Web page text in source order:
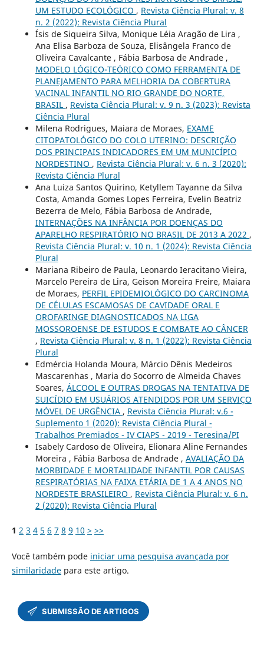
UM ESTUDO ECOLÓGICO , Revista Ciência Plural: v. 8
n. 2 (2022): Revista Ciência Plural
Ísis de Siqueira Silva, Monique Léia Aragão de Lira ,
Ana Elisa Barboza de Souza, Elisângela Franco de
Oliveira Cavalcante , Fábia Barbosa de Andrade ,
MODELO LÓGICO-TEÓRICO COMO FERRAMENTA DE
PLANEJAMENTO PARA MELHORIA DA COBERTURA
VACINAL INFANTIL NO RIO GRANDE DO NORTE,
BRASIL , Revista Ciência Plural: v. 9 n. 3 (2023): Revista
Ciência Plural
Milena Rodrigues, Maiara de Moraes, EXAME
CITOPATOLÓGICO DO COLO UTERINO: DESCRIÇÃO
DOS PRINCIPAIS INDICADORES EM UM MUNICÍPIO
NORDESTINO , Revista Ciência Plural: v. 6 n. 3 (2020):
Revista Ciência Plural
Ana Luiza Santos Quirino, Ketyllem Tayanne da Silva
Costa, Amanda Gomes Lopes Ferreira, Evelin Beatriz
Bezerra de Melo, Fábia Barbosa de Andrade,
INTERNAÇÕES NA INFÂNCIA POR DOENÇAS DO
APARELHO RESPIRATÓRIO NO BRASIL DE 2013 A 2022 ,
Revista Ciência Plural: v. 10 n. 1 (2024): Revista Ciência
Plural
Mariana Ribeiro de Paula, Leonardo Ieracitano Vieira,
Marcelo Pereira de Lira, Geison Moreira Freire, Maiara
de Moraes, PERFIL EPIDEMIOLÓGICO DO CARCINOMA
DE CÉLULAS ESCAMOSAS DE CAVIDADE ORAL E
OROFARINGE DIAGNOSTICADOS NA LIGA
MOSSOROENSE DE ESTUDOS E COMBATE AO CÂNCER
, Revista Ciência Plural: v. 8 n. 1 (2022): Revista Ciência
Plural
Edmércia Holanda Moura, Márcio Dênis Medeiros
Mascarenhas , Maria do Socorro de Almeida Chaves
Soares, ÁLCOOL E OUTRAS DROGAS NA TENTATIVA DE
SUICÍDIO EM USUÁRIOS ATENDIDOS POR UM SERVIÇO
MÓVEL DE URGÊNCIA , Revista Ciência Plural: v.6 -
Suplemento 1 (2020): Revista Ciência Plural -
Trabalhos Premiados - IV CIAPS - 2019 - Teresina/PI
Isabely Cardoso de Oliveira, Elionara Aline Fernandes
Moreira , Fábia Barbosa de Andrade , AVALIAÇÃO DA
MORBIDADE E MORTALIDADE INFANTIL POR CAUSAS
RESPIRATÓRIAS NA FAIXA ETÁRIA DE 1 A 4 ANOS NO
NORDESTE BRASILEIRO , Revista Ciência Plural: v. 6 n.
2 (2020): Revista Ciência Plural
1 2 3 4 5 6 7 8 9 10 > >>
Você também pode iniciar uma pesquisa avançada por
similaridadepara este artigo.